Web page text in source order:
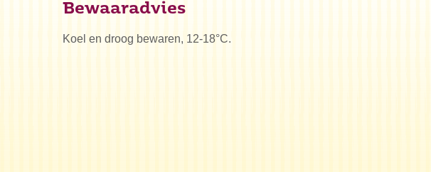
Bewaaradvies
Koel en droog bewaren, 12-18°C.